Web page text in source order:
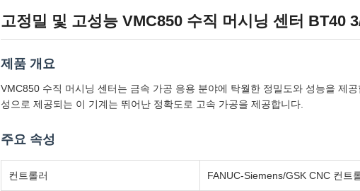
고정밀 및 고성능 VMC850 수직 머시닝 센터 BT40
제품 개요
VMC850 수직 머시닝 센터는 금속 가공 응용 분야에 탁월한 정밀도와 성능을 제
성으로 제공되는 이 기계는 뛰어난 정확도로 고속 가공을 제공합니다.
주요 속성
컨트롤러 FANUC-Siemens/GSK CNC 컨트